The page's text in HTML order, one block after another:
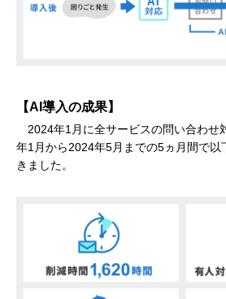
【AI導入の成果】
2024年1月に全サービスの問い合わせ
年1月から2024年5月までの5ヵ月間で以
きました。